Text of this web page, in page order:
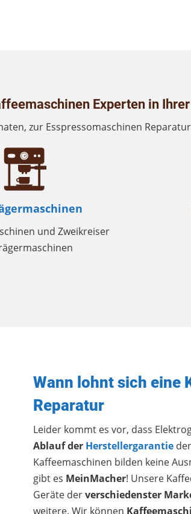
Experten in
zur Esspressomaschinen
und Zweikreiser
Wann lohnt sich eine
Reparatur
Leider kommt es vor, dass
Ablauf der Herstellergarantie
Kaffeemaschinen bilden keine
gibt es MeinMacher! Unsere
Geräte derverschiedenster
weitere. Wir können